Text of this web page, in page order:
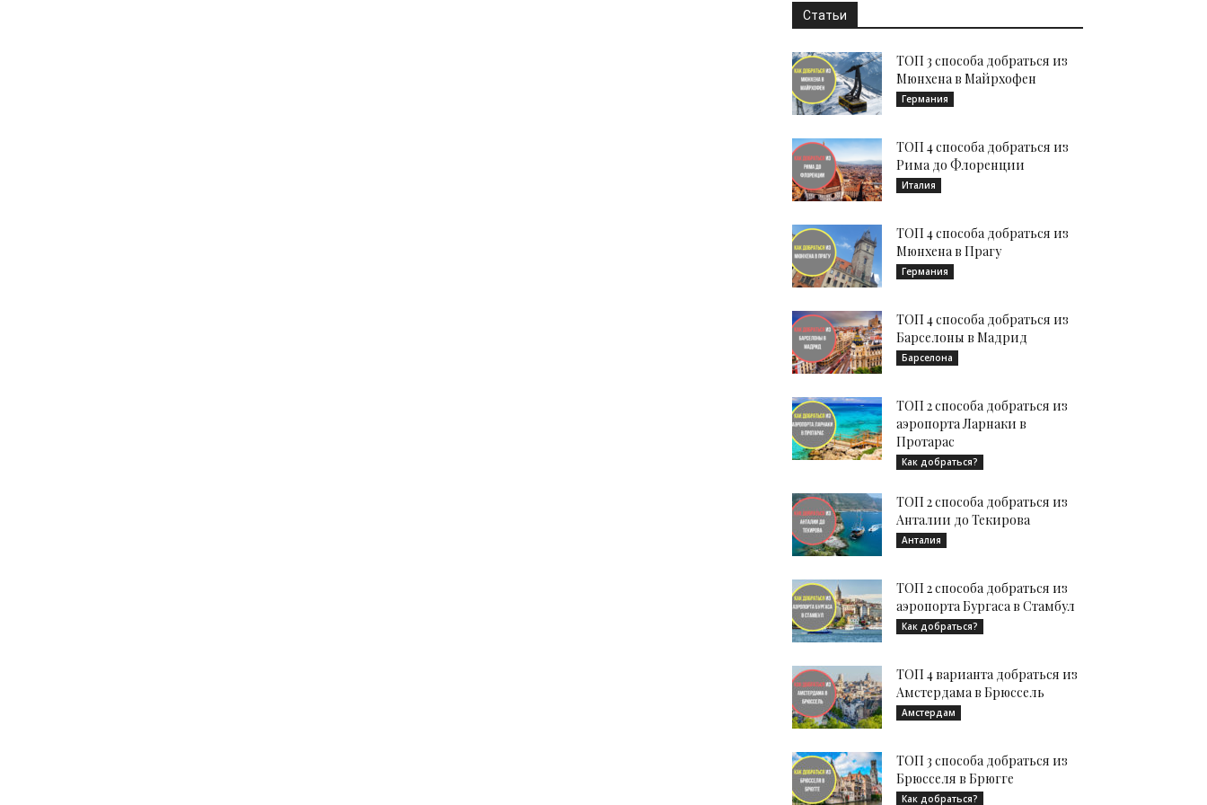
Статьи
ТОП 3 способа добраться из
Мюнхена в Майрхофен
Германия
ТОП 4 способа добраться из
Рима до Флоренции
Италия
ТОП 4 способа добраться из
Мюнхена в Прагу
Германия
ТОП 4 способа добраться из
Барселоны в Мадрид
Барселона
ТОП 2 способа добраться из
аэропорта Ларнаки в
Протарас
Как добраться?
ТОП 2 способа добраться из
Анталии до Текирова
Анталия
ТОП 2 способа добраться из
аэропорта Бургаса в Стамбул
Как добраться?
ТОП 4 варианта добраться из
Амстердама в Брюссель
Амстердам
ТОП 3 способа добраться из
Брюсселя в Брюгге
Как добраться?